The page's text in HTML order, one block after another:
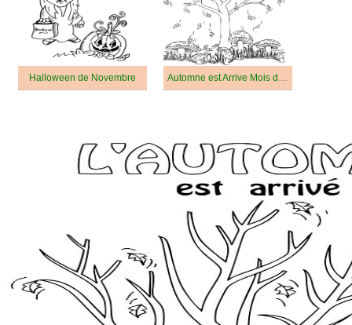
Halloween de Novembre Automne est Arrive Mois de Novembre